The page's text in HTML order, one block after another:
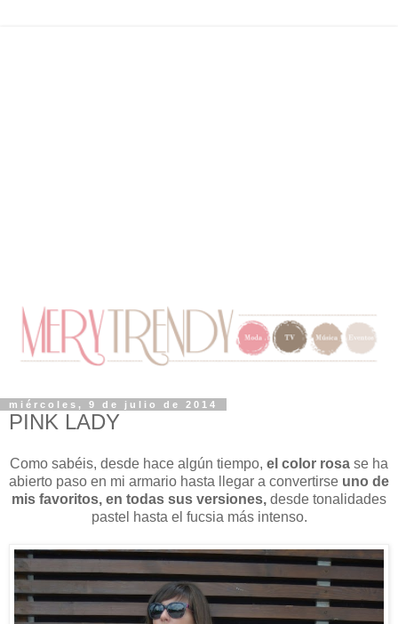
miércoles, 9 de julio de 2014
PINK LADY
Como sabéis, desde hace algún tiempo, el color rosa se ha
abierto paso en mi armario hasta llegar a convertirse uno de
mis favoritos, en todas sus versiones, desde tonalidades
pastel hasta el fucsia más intenso.